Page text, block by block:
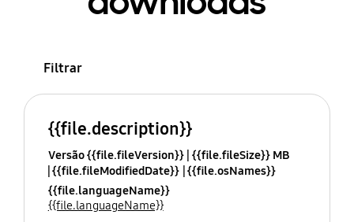
Filtrar
{{file.description}}
Versão {{file.fileVersion}} {{file.fileSize}} MB
{{file.fileModifiedDate}} {{file.osNames}}
{{file.languageName}}
{{file.languageName}}